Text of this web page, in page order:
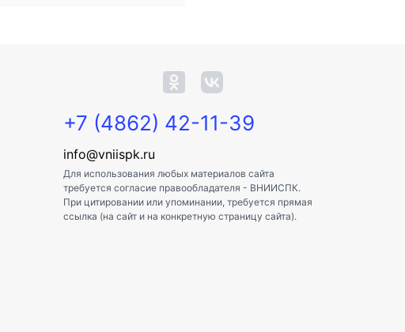
+7 (4862) 42-11-39
info@vniispk.ru
Для использования любых материалов сайта
требуется согласие правообладателя - ВНИИСПК.
При цитировании или упоминании, требуется прямая
ссылка (на сайт и на конкретную страницу сайта).